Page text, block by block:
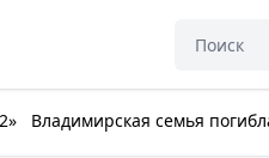
Владимирская семья